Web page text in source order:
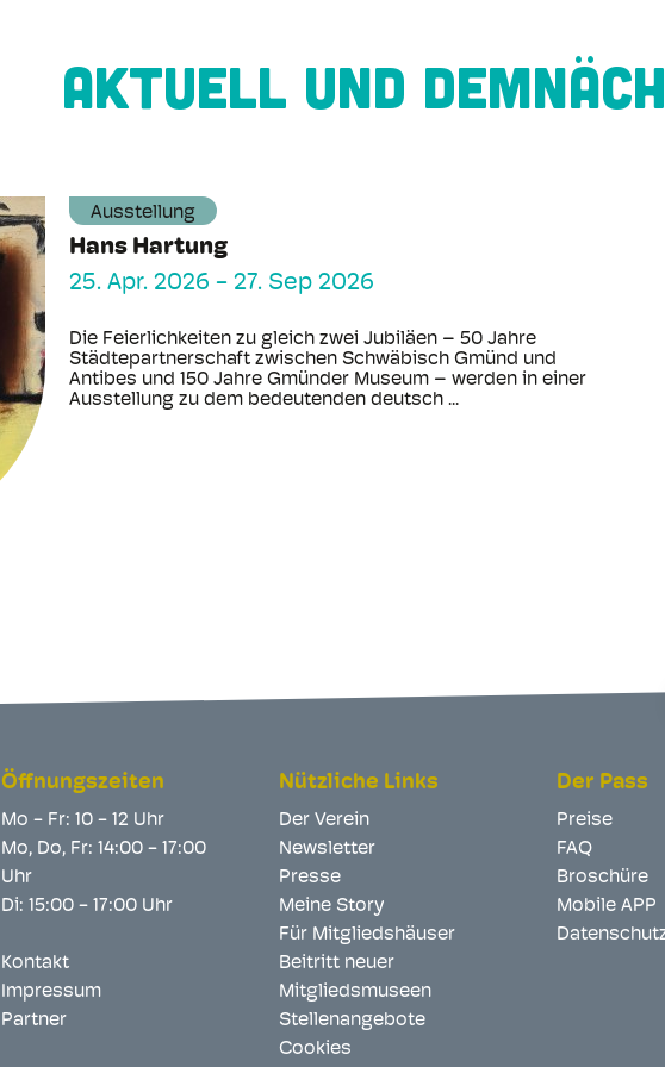
AKTUELL UND
Ausstellung
Hans Hartung
25. Apr. 2026 - 27. Sep 2026
Die Feierlichkeiten zu gleich zwei Jubiläen – 50 Jahre
Städtepartnerschaft zwischen Schwäbisch Gmünd und
Antibes und 150 Jahre Gmünder Museum – werden in einer
Ausstellung zu dem bedeutenden deutsch ...
Öffnungszeiten
Mo - Fr: 10 - 12 Uhr
Mo, Do, Fr: 14:00 - 17:00
Uhr
Di: 15:00 - 17:00 Uhr
Kontakt
Impressum
Partner
Nützliche Links
Der Verein
Newsletter
Presse
Meine Story
Für Mitgliedshäuser
Beitritt neuer
Mitgliedsmuseen
Stellenangebote
Cookies
Der Pass
Preise
FAQ
Broschüre
Mobile APP